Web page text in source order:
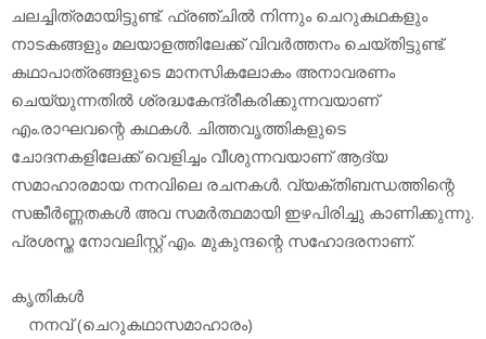
ചലച്ചിത്രമായിട്ടുണ്ട്. ഫ്രഞ്ചില്‍ നിന്നും ചെറുകഥകളും
നാടകങ്ങളും മലയാളത്തിലേക്ക് വിവര്‍ത്തനം ചെയ്തിട്ടുണ്ട്.
കഥാപാത്രങ്ങളുടെ മാനസികലോകം അനാവരണം
ചെയ്യുന്നതില്‍ ശ്രദ്ധകേന്ദ്രീകരിക്കുന്നവയാണ്
എം.രാഘവന്റെ കഥകള്‍. ചിത്തവൃത്തികളുടെ
ചോദനകളിലേക്ക് വെളിച്ചം വീശുന്നവയാണ് ആദ്യ
സമാഹാരമായ നനവിലെ രചനകള്‍. വ്യക്തിബന്ധത്തിന്റെ
സങ്കീര്‍ണ്ണതകള്‍ അവ സമര്‍ത്ഥമായി ഇഴപിരിച്ചു കാണിക്കുന്നു.
പ്രശസ്ത നോവലിസ്റ്റ് എം. മുകുന്ദന്റെ സഹോദരനാണ്.
കൃതികള്‍
നനവ് (ചെറുകഥാസമാഹാരം)